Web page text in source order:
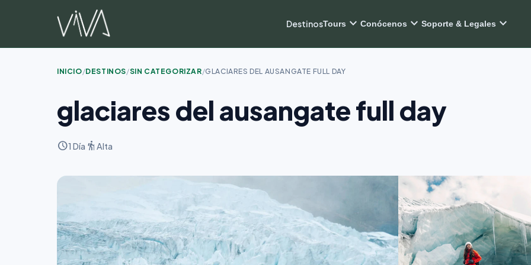
DestinosTours expand_more Conócenos expand_more Soporte & Legales expand_more
INICIO/DESTINOS/SIN CATEGORIZAR/GLACIARES DEL AUSANGATE FULL DAY
glaciares del ausangate full day
schedule1 Día hiking Alta